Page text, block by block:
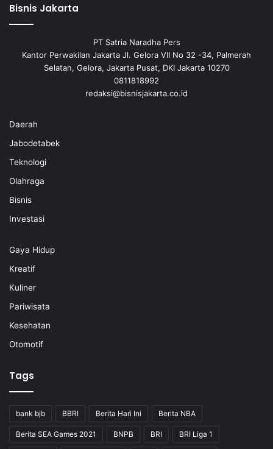
Bisnis Jakarta
PT Satria Naradha Pers
Kantor Perwakilan Jakarta Jl. Gelora VII No 32 -34, Palmerah
Selatan, Gelora, Jakarta Pusat, DKI Jakarta 10270
0811818992
redaksi@bisnisjakarta.co.id
Daerah
Jabodetabek
Teknologi
Olahraga
Bisnis
Investasi
Gaya Hidup
Kreatif
Kuliner
Pariwisata
Kesehatan
Otomotif
Tags
bank bjb BBRI Berita Hari Ini Berita NBA
Berita SEA Games 2021 BNPB BRI BRI Liga 1